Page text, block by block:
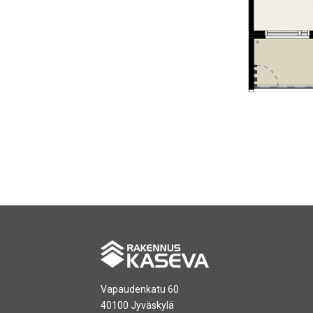
Vapaudenkatu 60
40100 Jyväskylä